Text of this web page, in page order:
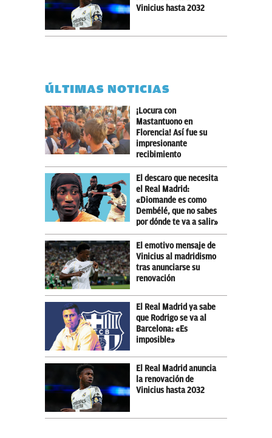
Vinicius hasta 2032
ÚLTIMAS NOTICIAS
¡Locura con
Mastantuono en
Florencia! Así fue su
impresionante
recibimiento
El descaro que necesita
el Real Madrid:
«Diomande es como
Dembélé, que no sabes
por dónde te va a salir»
El emotivo mensaje de
Vinicius al madridismo
tras anunciarse su
renovación
El Real Madrid ya sabe
que Rodrigo se va al
Barcelona: «Es
imposible»
El Real Madrid anuncia
la renovación de
Vinicius hasta 2032